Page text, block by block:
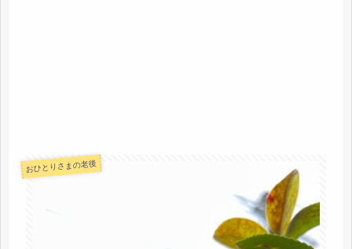
おひとりさまの老後